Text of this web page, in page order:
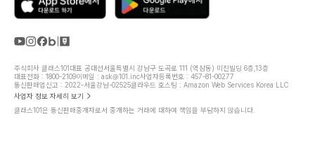
주식회사 클래스101대표 공대선서울특별시 강남구 도곡로 111 (역삼동) 미진빌딩 6층,13층
대표전화 : 1800-2109이메일 : ask@101.inc사업자등록번호 : 457-81-00277
통신판매업신고 : 2022-서울강남-02525클라우드 호스팅 : Amazon Web Services Korea LLC
사업자 정보 자세히 보기
클래스101은 통신판매중개자로서 중개하는 거래에 대하여 책임을 부담하지 않습니다.